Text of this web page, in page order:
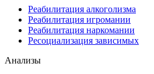
Реабилитация алкоголизма
Реабилитация игромании
Реабилитация наркомании
Ресоциализация зависимых
Анализы